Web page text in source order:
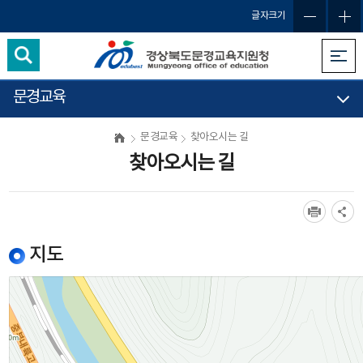
글자크기
문경교육
문경교육 찾아오시는 길
찾아오시는 길
지도